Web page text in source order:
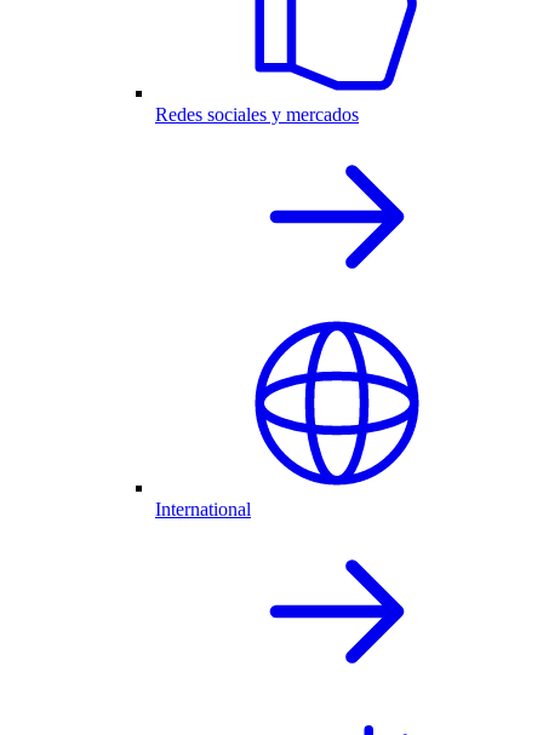
Redes sociales y mercados
International